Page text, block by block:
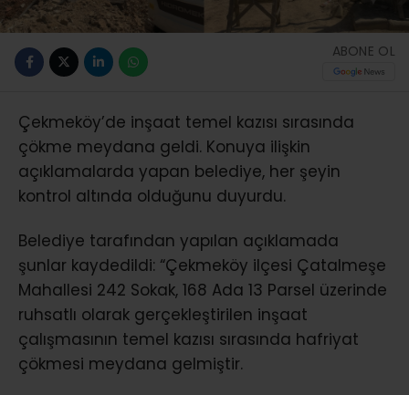
ABONE OL
Çekmeköy’de inşaat temel kazısı sırasında
çökme meydana geldi. Konuya ilişkin
açıklamalarda yapan belediye, her şeyin
kontrol altında olduğunu duyurdu.
Belediye tarafından yapılan açıklamada
şunlar kaydedildi: “Çekmeköy ilçesi Çatalmeşe
Mahallesi 242 Sokak, 168 Ada 13 Parsel üzerinde
ruhsatlı olarak gerçekleştirilen inşaat
çalışmasının temel kazısı sırasında hafriyat
çökmesi meydana gelmiştir.